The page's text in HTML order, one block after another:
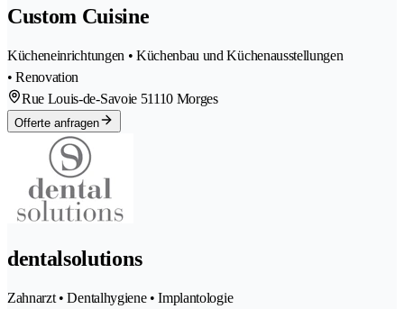
Custom Cuisine
Kücheneinrichtungen • Küchenbau und Küchenausstellungen
• Renovation
Rue Louis-de-Savoie 51110 Morges
Offerte anfragen
dentalsolutions
Zahnarzt • Dentalhygiene • Implantologie